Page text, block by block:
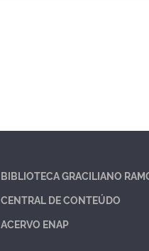
BIBLIOTECA GRACILIANO
CENTRAL DE CONTEÚDO
ACERVO ENAP